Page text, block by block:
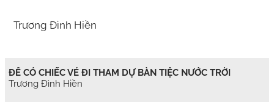
Trương Đình Hiền
ĐỂ CÓ CHIẾC VÉ ĐI THAM DỰ BÀN TIỆC NƯỚC TRỜI
Trương Đình Hiền